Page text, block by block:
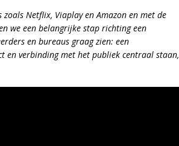
Netflix, Viaplay en Amazon en met de
we een belangrijke stap richting een
en bureaus graag zien: een
en verbinding met het publiek centraal staan,